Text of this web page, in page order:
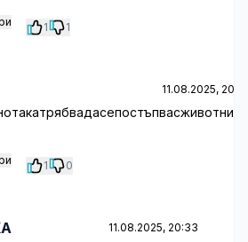
1 1
11.08.2025,
1 0
11.08.2025, 20:33